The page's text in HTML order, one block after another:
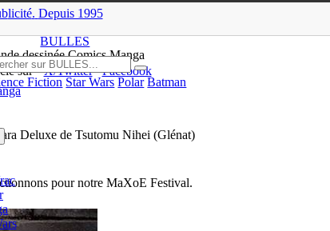
licité. Depuis 1995
BULLES
dessinée Comics Manga
Fiction Star Wars Polar Batman
sur X/Twitter
Facebook
Deluxe de Tsutomu Nihei (Glénat)
pour notre MaXoE Festival.